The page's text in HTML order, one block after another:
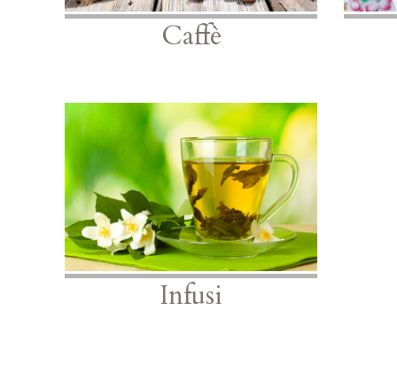
Caffè
Infusi